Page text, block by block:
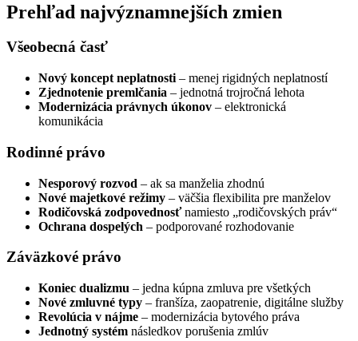
Prehľad najvýznamnejších zmien
Všeobecná časť
Nový koncept neplatnosti – menej rigidných neplatností
Zjednotenie premlčania – jednotná trojročná lehota
Modernizácia právnych úkonov – elektronická
komunikácia
Rodinné právo
Nesporový rozvod – ak sa manželia zhodnú
Nové majetkové režimy – väčšia flexibilita pre manželov
Rodičovská zodpovednosťnamiesto „rodičovských práv“
Ochrana dospelých – podporované rozhodovanie
Záväzkové právo
Koniec dualizmu – jedna kúpna zmluva pre všetkých
Nové zmluvné typy – franšíza, zaopatrenie, digitálne služby
Revolúcia v nájme – modernizácia bytového práva
Jednotný systém následkov porušenia zmlúv